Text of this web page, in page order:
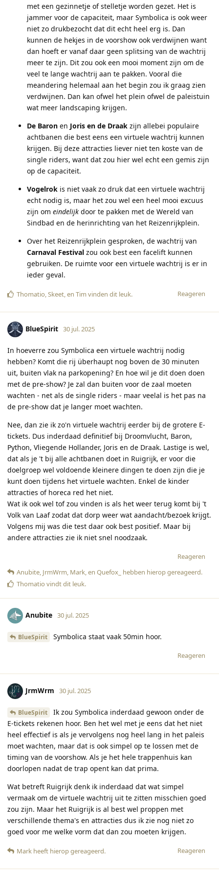
met een gezinnetje of stelletje worden gezet. Het is
jammer voor de capaciteit, maar Symbolica is ook weer
niet zo drukbezocht dat dit echt heel erg is. Dan
kunnen de hekjes in de voorshow ook verdwijnen want
dan hoeft er vanaf daar geen splitsing van de wachtrij
meer te zijn. Dit zou ook een mooi moment zijn om de
veel te lange wachtrij aan te pakken. Vooral die
meandering helemaal aan het begin zou ik graag zien
verdwijnen. Dan kan ofwel het plein ofwel de paleistuin
wat meer landscaping krijgen.
De Baron en Joris en de Draak zijn allebei populaire
achtbanen die best eens een virtuele wachtrij kunnen
krijgen. Bij deze attracties liever niet ten koste van de
single riders, want dat zou hier wel echt een gemis zijn
op de capaciteit.
Vogelrok is niet vaak zo druk dat een virtuele wachtrij
echt nodig is, maar het zou wel een heel mooi excuus
zijn om eindelijk door te pakken met de Wereld van
Sindbad en de herinrichting van het Reizenrijkplein.
Over het Reizenrijkplein gesproken, de wachtrij van
Carnaval Festival zou ook best een facelift kunnen
gebruiken. De ruimte voor een virtuele wachtrij is er in
ieder geval.
Reageren
Thomatio,Skeet, en Tim vinden dit leuk.
BlueSpirit 30 jul. 2025
In hoeverre zou Symbolica een virtuele wachtrij nodig
hebben? Komt die rij überhaupt nog boven de 30 minuten
uit, buiten vlak na parkopening? En hoe wil je dit doen doen
met de pre-show? Je zal dan buiten voor de zaal moeten
wachten - net als de single riders - maar veelal is het pas na
de pre-show dat je langer moet wachten.
Nee, dan zie ik zo'n virtuele wachtrij eerder bij de grotere E-
tickets. Dus inderdaad definitief bij Droomvlucht, Baron,
Python, Vliegende Hollander, Joris en de Draak. Lastige is wel,
dat als je 't bij alle achtbanen doet in Ruigrijk, er voor die
doelgroep wel voldoende kleinere dingen te doen zijn die je
kunt doen tijdens het virtuele wachten. Enkel de kinder
attracties of horeca red het niet.
Wat ik ook wel tof zou vinden is als het weer terug komt bij 't
Volk van Laaf zodat dat dorp weer wat aandacht/bezoek krijgt.
Volgens mij was die test daar ook best positief. Maar bij
andere attracties zie ik niet snel noodzaak.
Reageren
Anubite, JrmWrm, Mark, en Quefox_ hebben hierop gereageerd.
Thomatio vindt dit leuk.
Anubite 30 jul. 2025
BlueSpirit Symbolica staat vaak 50min hoor.
Reageren
JrmWrm 30 jul. 2025
BlueSpirit
Ik zou Symbolica inderdaad gewoon onder de
E-tickets rekenen hoor. Ben het wel met je eens dat het niet
heel effectief is als je vervolgens nog heel lang in het paleis
moet wachten, maar dat is ook simpel op te lossen met de
timing van de voorshow. Als je het hele trappenhuis kan
doorlopen nadat de trap opent kan dat prima.
Wat betreft Ruigrijk denk ik inderdaad dat wat simpel
vermaak om de virtuele wachtrij uit te zitten misschien goed
zou zijn. Maar het Ruigrijk is al best wel proppen met
verschillende thema's en attracties dus ik zie nog niet zo
goed voor me welke vorm dat dan zou moeten krijgen.
Reageren
Mark heeft hierop gereageerd.